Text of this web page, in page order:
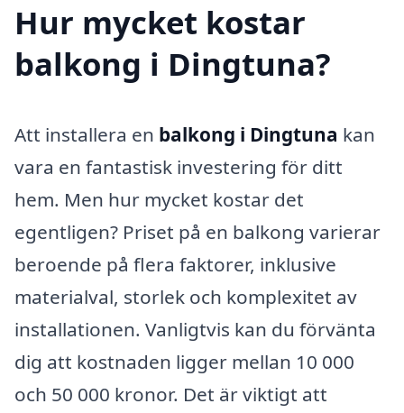
Hur mycket kostar
balkong i Dingtuna?
Att installera en balkong i Dingtuna kan
vara en fantastisk investering för ditt
hem. Men hur mycket kostar det
egentligen? Priset på en balkong varierar
beroende på flera faktorer, inklusive
materialval, storlek och komplexitet av
installationen. Vanligtvis kan du förvänta
dig att kostnaden ligger mellan 10 000
och 50 000 kronor. Det är viktigt att